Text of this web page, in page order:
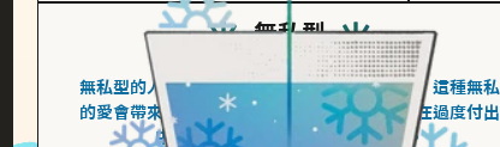
無私型
海鹽、雪花
無私型的人傾向用心呵護、滿足另一半的需求，這種無私
的愛會帶來緊密的關係連結，但也可能讓他們在過度付出
中迷失自我，忽略自己真正的需求。